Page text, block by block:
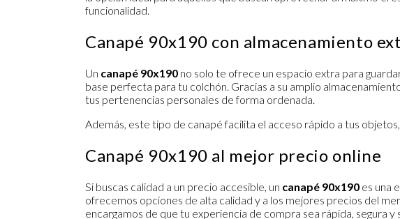
funcionalidad.
Canapé 90x190 con almacenamiento
Un canapé 90x190 no solo te ofrece un espacio extra para
base perfecta para tu colchón. Gracias a su amplio
tus pertenencias personales de forma ordenada.
Además, este tipo de canapé facilita el acceso rápido a tus
Canapé 90x190 al mejor precio online
Si buscas calidad a un precio accesible, un canapé 90x190 es una
ofrecemos opciones de alta calidad y a los mejores precios del
encargamos de que tu experiencia de compra sea rápida, segura y